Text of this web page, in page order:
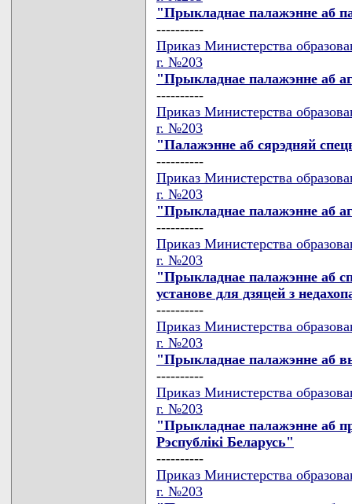
"Прыкладнае палажэнне аб
----------
Приказ Министерства
г. №203
"Прыкладнае палажэнне аб
----------
Приказ Министерства
г. №203
"Палажэнне аб сярэдняй
----------
Приказ Министерства
г. №203
"Прыкладнае палажэнне аб
----------
Приказ Министерства
г. №203
"Прыкладнае палажэнне аб
установе для дзяцей з
----------
Приказ Министерства
г. №203
"Прыкладнае палажэнне аб
----------
Приказ Министерства
г. №203
"Прыкладнае палажэнне аб
Рэспублiкi Беларусь"
----------
Приказ Министерства
г. №203